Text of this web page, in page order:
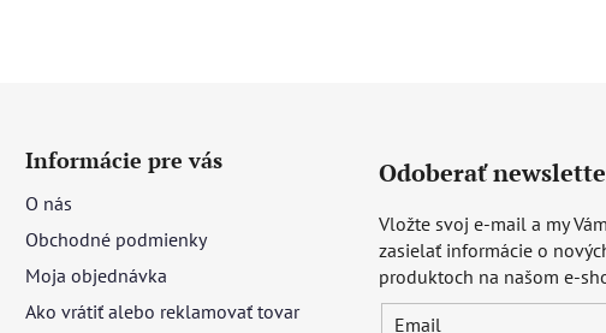
Informácie pre vás
O nás
Obchodné podmienky
Moja objednávka
Ako vrátiť alebo reklamovať tovar
Odoberať
Vložte svoj e-mail a my
zasielať informácie o
produktoch na našom e-
Email